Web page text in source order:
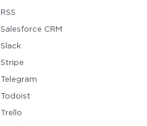
RSS
Salesforce CRM
Slack
Stripe
Telegram
Todoist
Trello